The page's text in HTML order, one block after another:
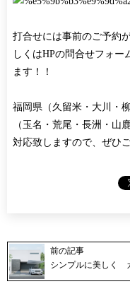
打合せには事前のご予約
しくはHPの問合せフォー
ます！！
福岡県（久留米・大川・
（玉名・荒尾・長洲・山
対応致しますので、ぜひ
前の記事
シンプルに美しく